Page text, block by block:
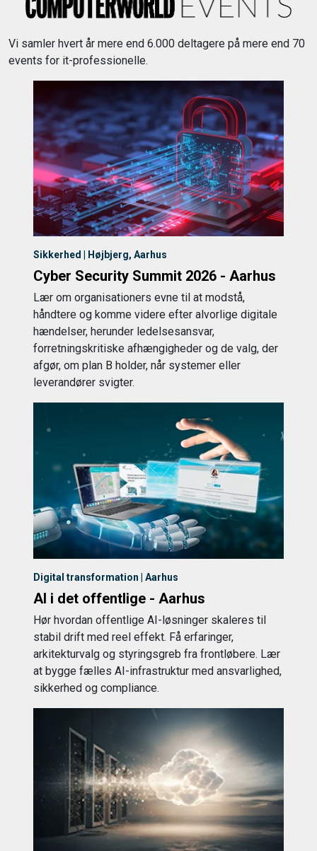
Vi samler hvert år mere end 6.000 deltagere på mere end 70
events for it-professionelle.
Sikkerhed | Højbjerg, Aarhus
Cyber Security Summit 2026 - Aarhus
Lær om organisationers evne til at modstå,
håndtere og komme videre efter alvorlige digitale
hændelser, herunder ledelsesansvar,
forretningskritiske afhængigheder og de valg, der
afgør, om plan B holder, når systemer eller
leverandører svigter.
Digital transformation | Aarhus
AI i det offentlige - Aarhus
Hør hvordan offentlige AI-løsninger skaleres til
stabil drift med reel effekt. Få erfaringer,
arkitekturvalg og styringsgreb fra frontløbere. Lær
at bygge fælles AI-infrastruktur med ansvarlighed,
sikkerhed og compliance.